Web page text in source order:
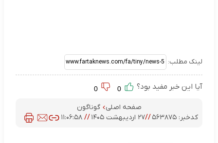
لینک مطلب:
آیا این خبر مفید بود؟
صفحه اصلی
گوناگون
کدخبر:۵۶۳۸۷۵ //۲۷ اردیبهشت ۱۴۰۵ //۱۱:۰۶:۵۸